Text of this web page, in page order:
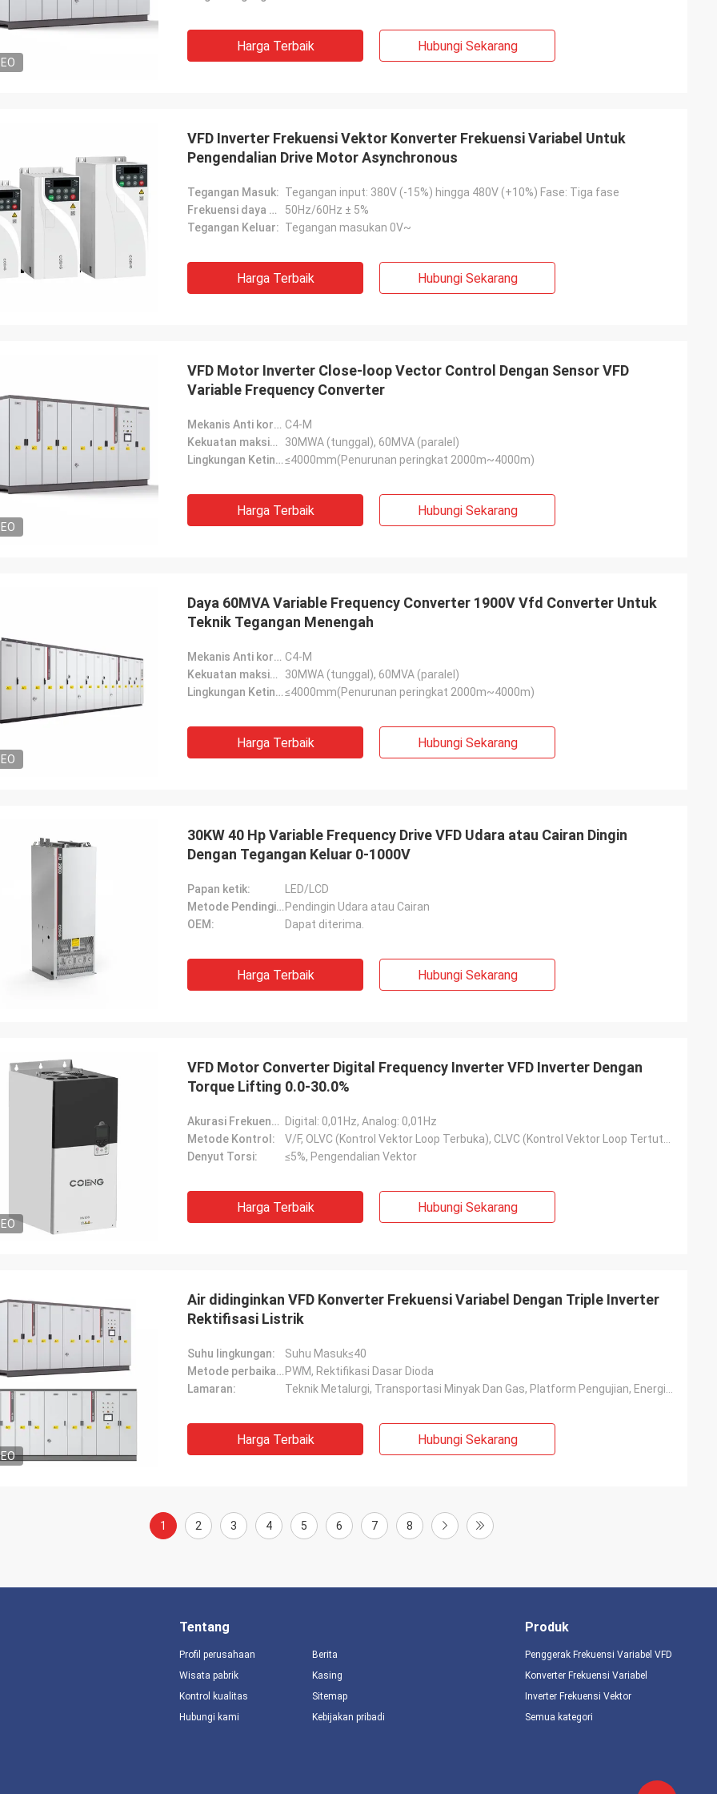
Harga Terbaik Hubungi Sekarang
VFD Inverter Frekuensi Vektor Konverter Frekuensi Variabel Untuk
Pengendalian Drive Motor Asynchronous
Tegangan Masuk: Tegangan input: 380V (-15%) hingga 480V (+10%) Fase: Tiga fase
Frekuensi daya masukan:
50Hz/60Hz ± 5%
Tegangan Keluar: Tegangan masukan 0V~
Harga Terbaik Hubungi Sekarang
VFD Motor Inverter Close-loop Vector Control Dengan Sensor VFD
Variable Frequency Converter
Mekanis Anti korosi: C4-M
Kekuatan maksimum:
30MWA (tunggal), 60MVA (paralel)
Lingkungan Ketinggian:≤4000mm(Penurunan peringkat 2000m~4000m)
Harga Terbaik Hubungi Sekarang
Daya 60MVA Variable Frequency Converter 1900V Vfd Converter Untuk
Teknik Tegangan Menengah
Mekanis Anti korosi: C4-M
Kekuatan maksimum:
30MWA (tunggal), 60MVA (paralel)
Lingkungan Ketinggian:≤4000mm(Penurunan peringkat 2000m~4000m)
Harga Terbaik Hubungi Sekarang
30KW 40 Hp Variable Frequency Drive VFD Udara atau Cairan Dingin
Dengan Tegangan Keluar 0-1000V
Papan ketik:
LED/LCD
Metode Pendinginan: Pendingin Udara atau Cairan
OEM:
Dapat diterima.
Harga Terbaik Hubungi Sekarang
VFD Motor Converter Digital Frequency Inverter VFD Inverter Dengan
Torque Lifting 0.0-30.0%
Akurasi Frekuensi Input:
Digital: 0,01Hz, Analog: 0,01Hz
Metode Kontrol:
Denyut Torsi:
≤5%, Pengendalian Vektor
Harga Terbaik Hubungi Sekarang
Air didinginkan VFD Konverter Frekuensi Variabel Dengan Triple Inverter
Rektifisasi Listrik
Suhu lingkungan:
Suhu Masuk≤40
Metode perbaikan: PWM, Rektifikasi Dasar Dioda
Lamaran:
Harga Terbaik Hubungi Sekarang
1 2 3 4 5 6 7 8
Tentang
Profil perusahaan
Wisata pabrik
Kontrol kualitas
Hubungi kami
Berita
Kasing
Sitemap
Kebijakan pribadi
Produk
Penggerak Frekuensi Variabel VFD
Konverter Frekuensi Variabel
Inverter Frekuensi Vektor
Semua kategori